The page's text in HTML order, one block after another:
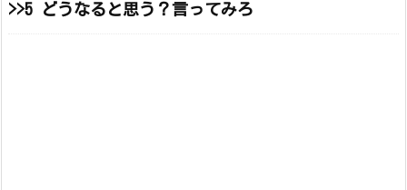
>>5 どうなると思う？言ってみろ